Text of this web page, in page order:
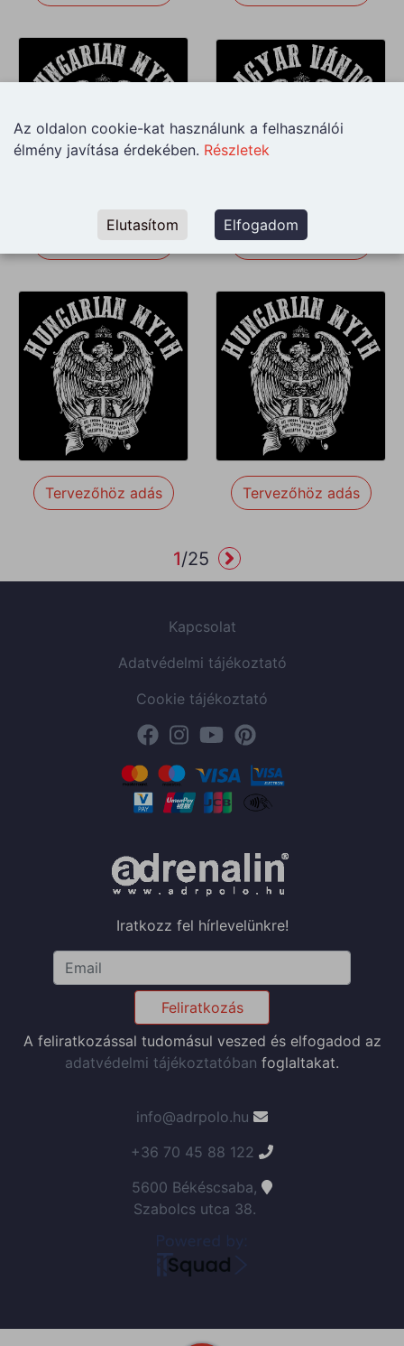
Az oldalon cookie-kat használunk a felhasználói
élmény javítása érdekében. Részletek
Elutasítom Elfogadom
Tervezőhöz adás Tervezőhöz adás
Tervezőhöz adás Tervezőhöz adás
Tervezőhöz adás
Tervezőhöz adás Tervezőhöz adás
1/25
Kapcsolat
Adatvédelmi tájékoztató
Cookie tájékoztató
Iratkozz fel hírlevelünkre!
Feliratkozás
A feliratkozással tudomásul veszed és elfogadod az
adatvédelmi tájékoztatóban foglaltakat.
info@adrpolo.hu
+36 70 45 88 122
5600 Békéscsaba,
Szabolcs utca 38.